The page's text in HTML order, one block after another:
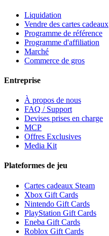
Liquidation
Vendre des cartes cadeaux
Programme de référence
Programme d'affiliation
Marché
Commerce de gros
Entreprise
À propos de nous
FAQ / Support
Devises prises en charge
MCP
Offres Exclusives
Media Kit
Plateformes de jeu
Cartes cadeaux Steam
Xbox Gift Cards
Nintendo Gift Cards
PlayStation Gift Cards
Eneba Gift Cards
Roblox Gift Cards